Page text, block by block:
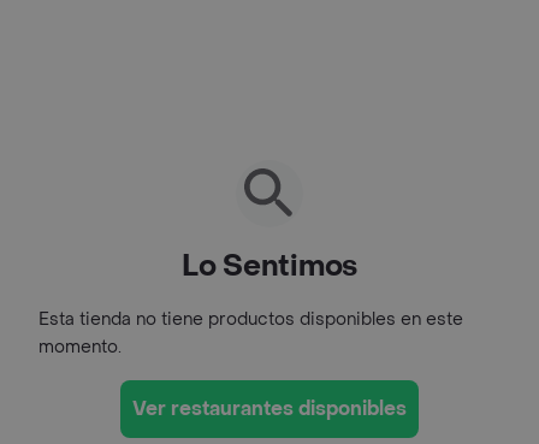
Lo Sentimos
Esta tienda no tiene productos disponibles en este
momento.
Ver restaurantes disponibles